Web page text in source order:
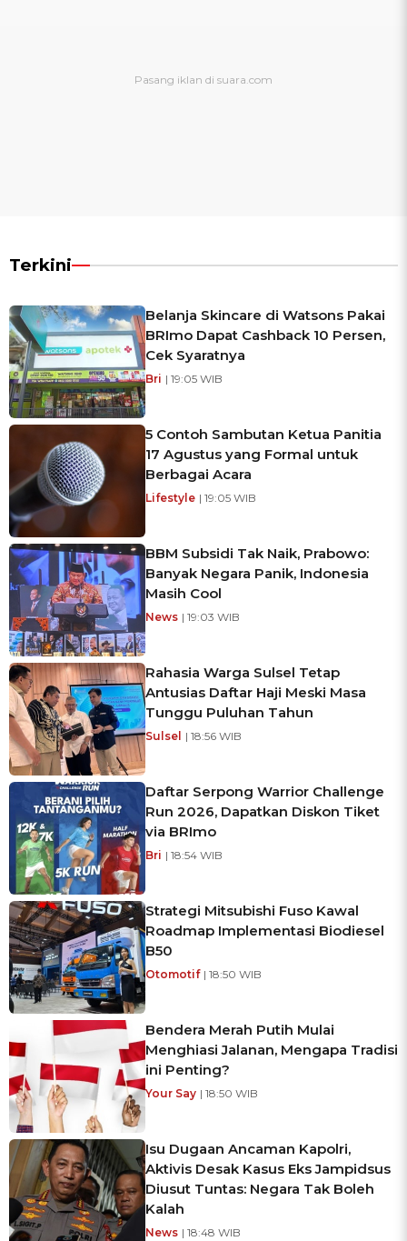
Terkini
Belanja Skincare di Watsons Pakai
BRImo Dapat Cashback 10 Persen,
Cek Syaratnya
Bri | 19:05 WIB
5 Contoh Sambutan Ketua Panitia
17 Agustus yang Formal untuk
Berbagai Acara
Lifestyle | 19:05 WIB
BBM Subsidi Tak Naik, Prabowo:
Banyak Negara Panik, Indonesia
Masih Cool
News | 19:03 WIB
Rahasia Warga Sulsel Tetap
Antusias Daftar Haji Meski Masa
Tunggu Puluhan Tahun
Sulsel | 18:56 WIB
Daftar Serpong Warrior Challenge
Run 2026, Dapatkan Diskon Tiket
via BRImo
Bri | 18:54 WIB
Strategi Mitsubishi Fuso Kawal
Roadmap Implementasi Biodiesel
B50
Otomotif | 18:50 WIB
Bendera Merah Putih Mulai
Menghiasi Jalanan, Mengapa Tradisi
ini Penting?
Your Say | 18:50 WIB
Isu Dugaan Ancaman Kapolri,
Aktivis Desak Kasus Eks Jampidsus
Diusut Tuntas: Negara Tak Boleh
Kalah
News | 18:48 WIB